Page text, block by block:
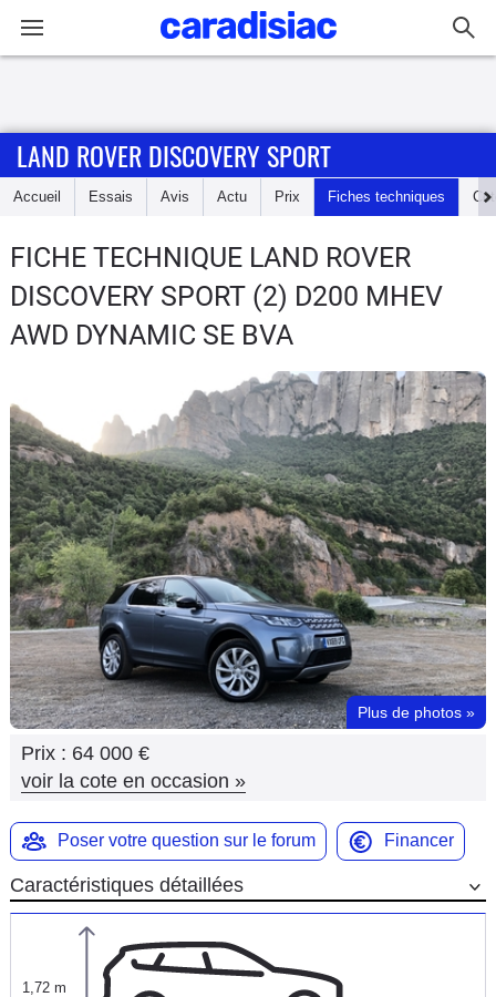
Accueil
Essais
Guide
d'achat
Electriques
Utilitaires
Flottes
Auto
Services
Forum
Moto
Marques
LAND ROVER DISCOVERY SPORT
Accueil Essais Avis Actu Prix Fiches techniques
FICHE TECHNIQUE LAND ROVER
DISCOVERY SPORT (2) D200 MHEV
AWD DYNAMIC SE BVA
Plus de photos »
Prix : 64 000 €
voir la cote en occasion »
Poser votre question sur le forum Financer
Caractéristiques détaillées
1,72 m